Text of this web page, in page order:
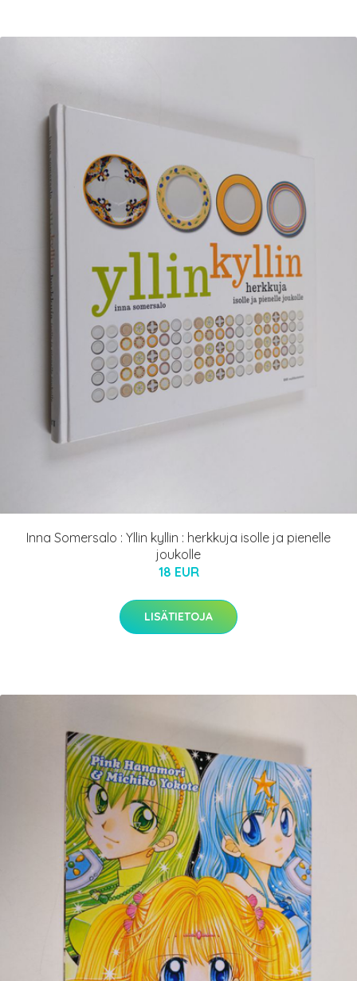
Inna Somersalo : Yllin kyllin : herkkuja isolle ja pienelle
joukolle
18 EUR
LISÄTIETOJA